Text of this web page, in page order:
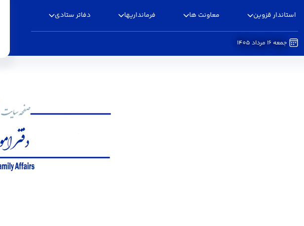
استاندار قزوین معاونت ها فرمانداریها دفاتر ستادی
جمعه 16 مرداد 1405